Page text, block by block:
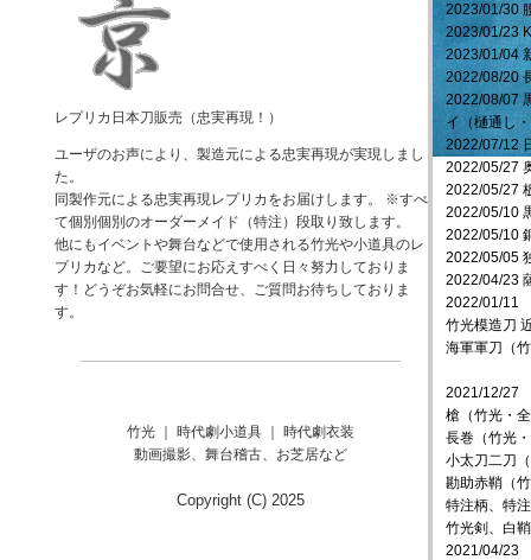
レプリカ日本刀販売（忠実再現！）
ユーザのお声により、製造元による忠実再現が実現しまし
た。
同製作元による忠実再現レプリカをお届けします。 ※すべ
て個別個別のオーダーメイド（特注）段取り致します。
他にもイベントや舞台などで使用される竹光や小道具のレ
プリカなど。ご要望にお応えすべく日々努力しておりま
す！どうぞお気軽にお問合せ、ご質問お待ちしておりま
す。
竹光 ｜ 時代劇小道具 ｜ 時代劇衣装
動画撮影、舞台稽古、お芝居など
Copyright (C) 2025
2023/01/30
2023/01/23
2023/01/04
2022/08/20
2022/08/07
イ（樋通し
2022/07/12
2022/05/27
2022/05/27
2022/05/10
2022/05/10
2022/05/05
2022/04/23
2022/01/11
竹光模造刀
海軍軍刀（
2021/12/27
槍（竹光・
長巻（竹光
小太刀二刀
勘助赤鞘（
特注柄、特
竹光剣、白
2021/04/23